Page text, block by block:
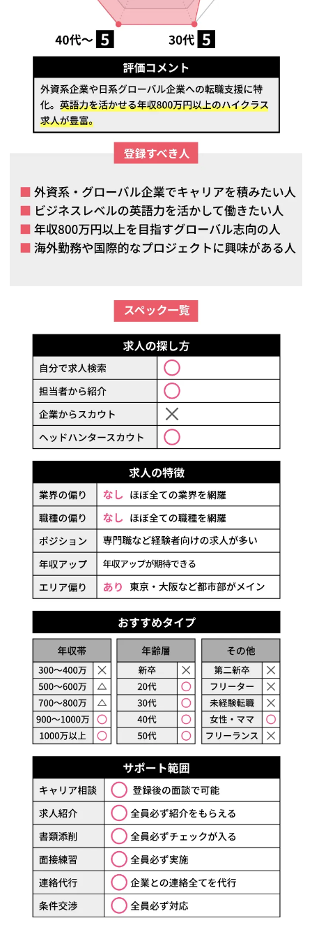
doda、JACリクルートメント、doda Xの3月9日時点の公開求人数を
3月5日時点の公開求人数を更新しました